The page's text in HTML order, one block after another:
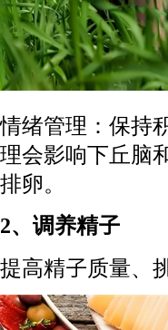
情绪管理：保持
理会影响下丘脑
排卵。
2、调养精子
提高精子质量、